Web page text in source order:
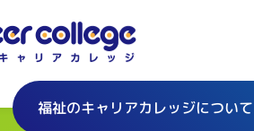
福祉のキャリアカレッジについて